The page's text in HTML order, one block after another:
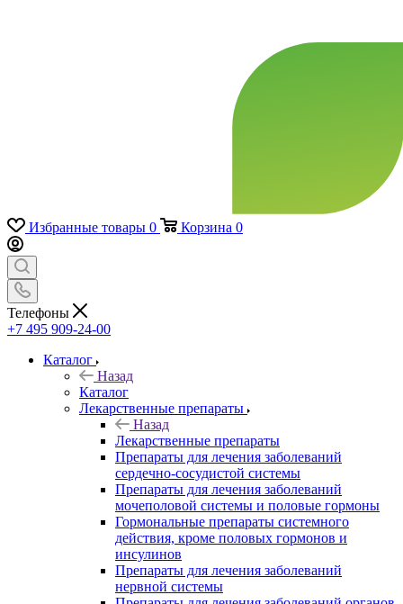
Избранные товары 0 Корзина 0
Телефоны
+7 495 909-24-00
Каталог
Назад
Каталог
Лекарственные препараты
Назад
Лекарственные препараты
Препараты для лечения заболеваний
сердечно-сосудистой системы
Препараты для лечения заболеваний
мочеполовой системы и половые гормоны
Гормональные препараты системного
действия, кроме половых гормонов и
инсулинов
Препараты для лечения заболеваний
нервной системы